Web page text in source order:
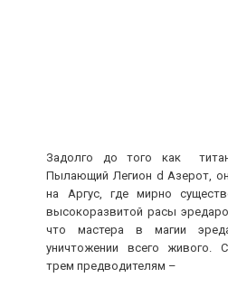
Задолго до того как
Пылающий Легион d Азерот,
на Аргус, где мирно
высокоразвитой расы
что мастера в магии
уничтожении всего живого.
трем предводителям –